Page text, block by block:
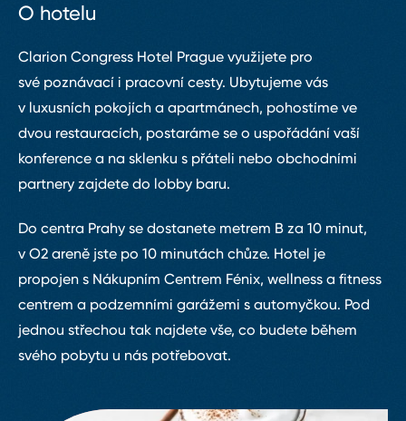
O hotelu
Clarion Congress Hotel Prague využijete pro
své poznávací i pracovní cesty. Ubytujeme vás
v luxusních pokojích a apartmánech, pohostíme ve
dvou restauracích, postaráme se o uspořádání vaší
konference a na sklenku s přáteli nebo obchodními
partnery zajdete do lobby baru.
Do centra Prahy se dostanete metrem B za 10 minut,
v O2 areně jste po 10 minutách chůze. Hotel je
propojen s Nákupním Centrem Fénix, wellness a fitness
centrem a podzemními garážemi s automyčkou. Pod
jednou střechou tak najdete vše, co budete během
svého pobytu u nás potřebovat.